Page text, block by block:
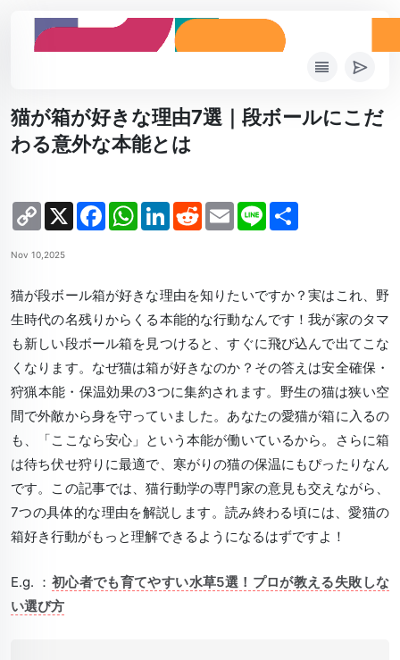
猫が箱が好きな理由7選｜段ボールにこだ
わる意外な本能とは
Copy
Link
X FacebookWhatsAppLinkedInRedditEmail Line
Nov 10,2025
猫が段ボール箱が好きな理由を知りたいですか？実はこれ、野
生時代の名残りからくる本能的な行動なんです！我が家のタマ
も新しい段ボール箱を見つけると、すぐに飛び込んで出てこな
くなります。なぜ猫は箱が好きなのか？その答えは安全確保・
狩猟本能・保温効果の3つに集約されます。野生の猫は狭い空
間で外敵から身を守っていました。あなたの愛猫が箱に入るの
も、「ここなら安心」という本能が働いているから。さらに箱
は待ち伏せ狩りに最適で、寒がりの猫の保温にもぴったりなん
です。この記事では、猫行動学の専門家の意見も交えながら、
7つの具体的な理由を解説します。読み終わる頃には、愛猫の
箱好き行動がもっと理解できるようになるはずですよ！
E.g. ： 初心者でも育てやすい水草5選！プロが教える失敗しな
い選び方